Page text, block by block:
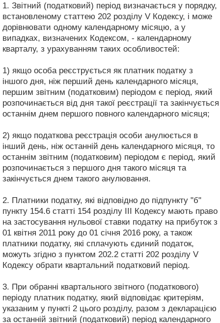
1. Звітний (податковий) період визначається у порядку,
встановленому статтею 202 розділу V Кодексу, і може
дорівнювати одному календарному місяцю, а у
випадках, визначених Кодексом, - календарному
кварталу, з урахуванням таких особливостей:
1) якщо особа реєструється як платник податку з
іншого дня, ніж перший день календарного місяця,
першим звітним (податковим) періодом є період, який
розпочинається від дня такої реєстрації та закінчується
останнім днем першого повного календарного місяця;
2) якщо податкова реєстрація особи анулюється в
інший день, ніж останній день календарного місяця, то
останнім звітним (податковим) періодом є період, який
розпочинається з першого дня такого місяця та
закінчується днем такого анулювання.
2. Платники податку, які відповідно до підпункту "б"
пункту 154.6 статті 154 розділу III Кодексу мають право
на застосування нульової ставки податку на прибуток з
01 квітня 2011 року до 01 січня 2016 року, а також
платники податку, які сплачують єдиний податок,
можуть згідно з пунктом 202.2 статті 202 розділу V
Кодексу обрати квартальний податковий період.
3. При обранні квартального звітного (податкового)
періоду платник податку, який відповідає критеріям,
указаним у пункті 2 цього розділу, разом з декларацією
за останній звітний (податковий) період календарного